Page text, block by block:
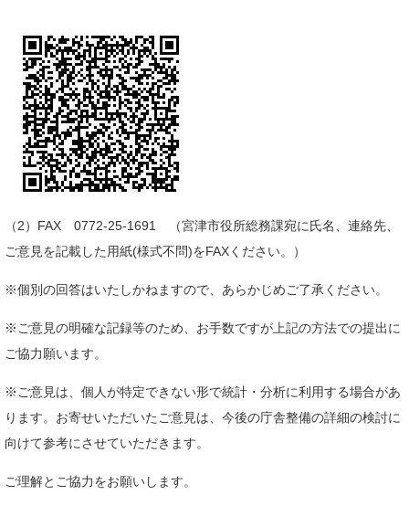
（2）FAX 0772-25-1691 （宮津市役所総務課宛に氏名、連絡先、
ご意見を記載した用紙(様式不問)をFAXください。）
※個別の回答はいたしかねますので、あらかじめご了承ください。
※ご意見の明確な記録等のため、お手数ですが上記の方法での提出に
ご協力願います。
※ご意見は、個人が特定できない形で統計・分析に利用する場合があ
ります。お寄せいただいたご意見は、今後の庁舎整備の詳細の検討に
向けて参考にさせていただきます。
ご理解とご協力をお願いします。